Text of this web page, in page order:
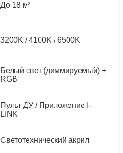
До 18 м²
3200K / 4100K / 6500K
Белый свет (диммируемый) +
RGB
Пульт ДУ / Приложение I-
LINK
Светотехнический акрил